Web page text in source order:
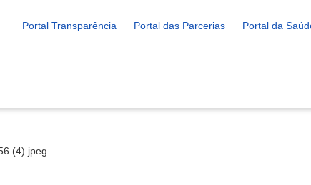
Portal Transparência Portal das Parcerias Portal da
(4).jpeg